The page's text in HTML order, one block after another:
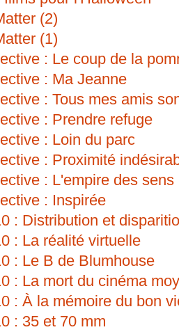
(2)
(1)
: Le coup de la
: Ma Jeanne
: Tous mes amis
: Prendre refuge
: Loin du parc
: Proximité
: L'empire des sens
: Inspirée
: Distribution et
: La réalité virtuelle
: Le B de Blumhouse
: La mort du cinéma
: À la mémoire du bon
: 35 et 70 mm